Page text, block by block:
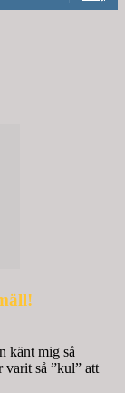
känt mig så
varit så ”kul” att